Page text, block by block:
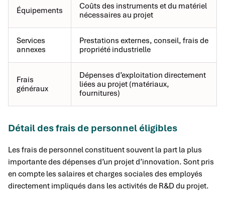
Équipements
Coûts des instruments et du matériel
nécessaires au projet
Services
annexes
Prestations externes, conseil, frais de
propriété industrielle
Frais
généraux
Dépenses d’exploitation directement
liées au projet (matériaux,
fournitures)
Détail des frais de personnel éligibles
Les frais de personnel constituent souvent la part la plus
importante des dépenses d’un projet d’innovation. Sont pris
en compte les salaires et charges sociales des employés
directement impliqués dans les activités de R&D du projet.